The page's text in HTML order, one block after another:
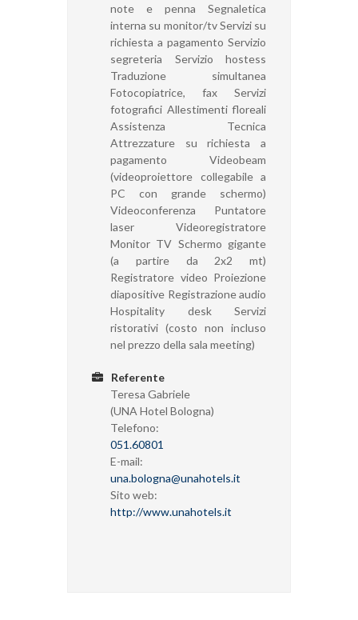
note e penna Segnaletica
interna su monitor/tv Servizi su
richiesta a pagamento Servizio
segreteria Servizio hostess
Traduzione simultanea
Fotocopiatrice, fax Servizi
fotografici Allestimenti floreali
Assistenza Tecnica
Attrezzature su richiesta a
pagamento Videobeam
(videoproiettore collegabile a
PC con grande schermo)
Videoconferenza Puntatore
laser Videoregistratore
Monitor TV Schermo gigante
(a partire da 2x2 mt)
Registratore video Proiezione
diapositive Registrazione audio
Hospitality desk Servizi
ristorativi (costo non incluso
nel prezzo della sala meeting)
Referente
Teresa Gabriele
(UNA Hotel Bologna)
Telefono:
051.60801
E-mail:
una.bologna@unahotels.it
Sito web:
http://www.unahotels.it